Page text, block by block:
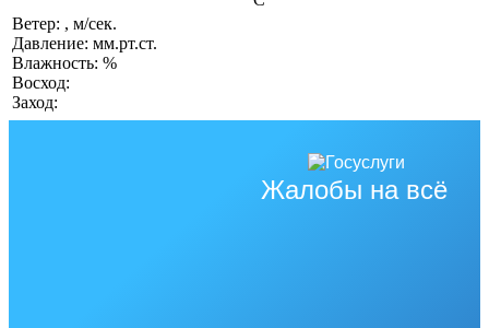
Ветер: , м/сек.
Давление: мм.рт.ст.
Влажность: %
Восход:
Заход:
Жалобы на всё